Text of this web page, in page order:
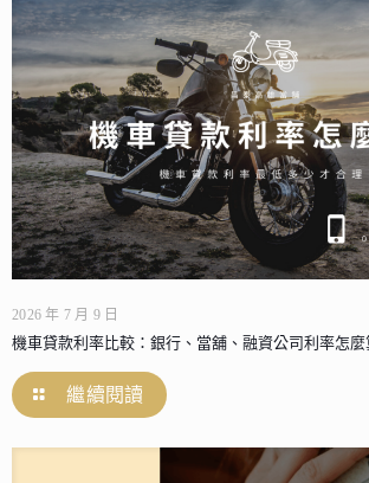
2026 年 7 月 9 日
機車貸款利率比較：銀行、當舖、融資公司利率怎麼
繼續閱讀